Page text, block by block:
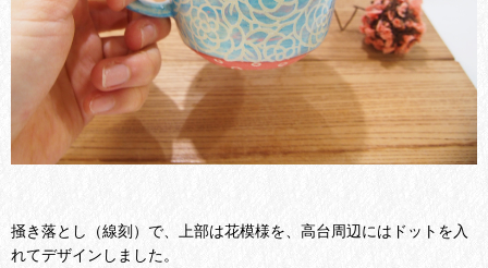
掻き落とし（線刻）で、上部は花模様を、高台周辺にはドットを入
れてデザインしました。